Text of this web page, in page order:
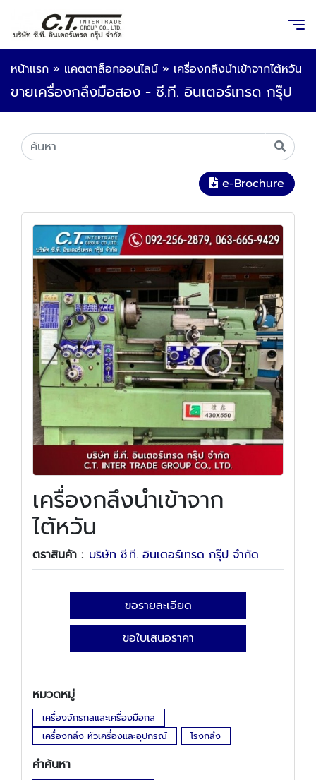
หน้าแรก » แคตตาล็อกออนไลน์ » เครื่องกลึงนำเข้าจากไต้หวัน
ขายเครื่องกลึงมือสอง - ซี.ที. อินเตอร์เทรด กรุ๊ป
e-Brochure
เครื่องกลึงนำเข้าจาก
ไต้หวัน
ตราสินค้า : บริษัท ซี.ที. อินเตอร์เทรด กรุ๊ป จำกัด
ขอรายละเอียด
ขอใบเสนอราคา
หมวดหมู่
เครื่องจักรกลและเครื่องมือกล
เครื่องกลึง หัวเครื่องและอุปกรณ์
โรงกลึง
คำค้นหา